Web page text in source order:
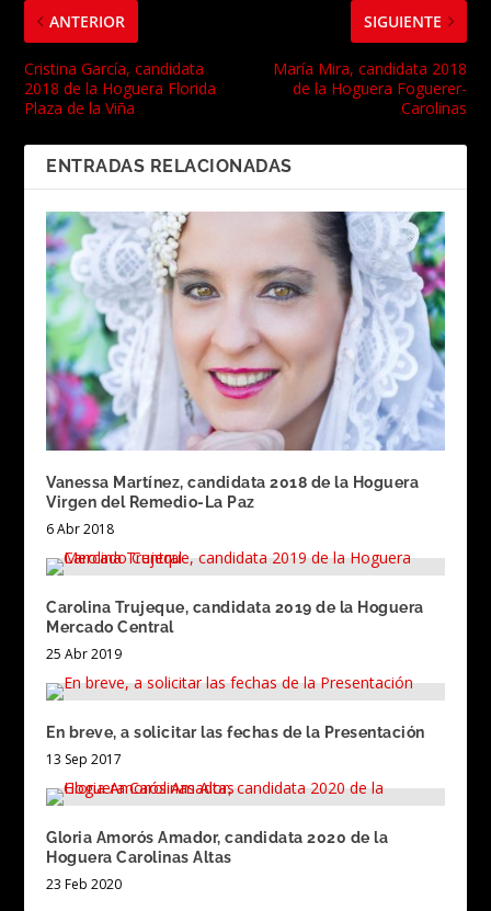
ANTERIOR
Cristina García, candidata
2018 de la Hoguera Florida
Plaza de la Viña
SIGUIENTE
María Mira, candidata 2018
de la Hoguera Foguerer-
Carolinas
ENTRADAS RELACIONADAS
Vanessa Martínez, candidata 2018 de la Hoguera
Virgen del Remedio-La Paz
6 Abr 2018
Carolina Trujeque, candidata 2019 de la Hoguera
Mercado Central
25 Abr 2019
En breve, a solicitar las fechas de la Presentación
13 Sep 2017
Gloria Amorós Amador, candidata 2020 de la
Hoguera Carolinas Altas
23 Feb 2020